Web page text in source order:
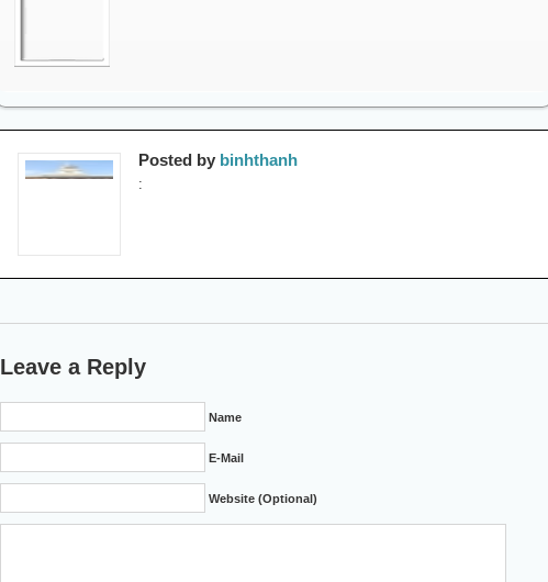
Posted by binhthanh
:
Leave a Reply
Name
E-Mail
Website (Optional)